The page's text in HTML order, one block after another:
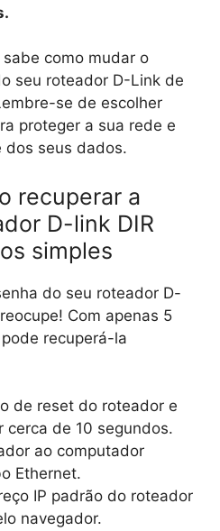
como mudar o
seu roteador D-Link de
se de escolher
proteger a sua rede e
dos seus dados.
recuperar a
D-link DIR
simples
do seu roteador D-
Com apenas 5
recuperá-la
de reset do roteador e
cerca de 10 segundos.
ao computador
Ethernet.
IP padrão do roteador
navegador.